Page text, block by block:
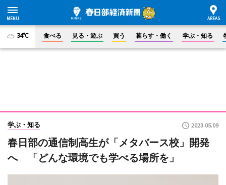
34°C 食べる 見る・遊ぶ 買う 暮らす・働く 学ぶ・知る
学ぶ・知る 2023.05.09
春日部の通信制高生が「メタバース校」開発
へ 「どんな環境でも学べる場所を」